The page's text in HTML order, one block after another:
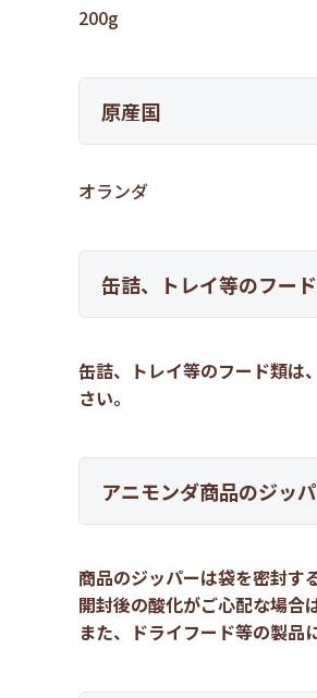
200g
原産国
オランダ
缶詰、トレイ等のフー
缶詰、トレイ等のフード類は
さい。
アニモンダ商品のジッ
商品のジッパーは袋を密封す
開封後の酸化がご心配な場合
また、ドライフード等の製品